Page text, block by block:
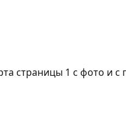
страницы 1 с фото и с